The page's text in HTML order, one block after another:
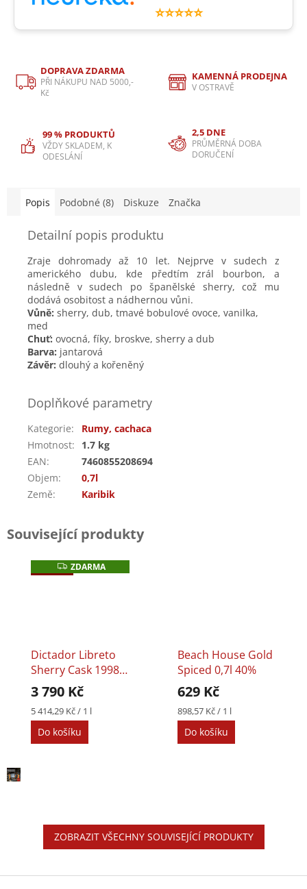
⭐⭐⭐⭐⭐
DOPRAVA ZDARMA
PŘI NÁKUPU NAD 5000,-
Kč
KAMENNÁ PRODEJNA
V OSTRAVĚ
99 % PRODUKTŮ
VŽDY SKLADEM, K
ODESLÁNÍ
2,5 DNE
PRŮMĚRNÁ DOBA
DORUČENÍ
Popis Podobné (8) Diskuze Značka
Detailní popis produktu
Zraje dohromady až 10 let. Nejprve v sudech z
amerického dubu, kde předtím zrál bourbon, a
následně v sudech po španělské sherry, což mu
dodává osobitost a nádhernou vůni.
Vůně: sherry, dub, tmavé bobulové ovoce, vanilka,
med
Chuť: ovocná, fíky, broskve, sherry a dub
Barva: jantarová
Závěr: dlouhý a kořeněný
Doplňkové parametry
Kategorie:
Rumy, cachaca
Hmotnost:
1.7 kg
EAN:
7460855208694
Objem:
0,7l
Země: Karibik
Související produkty
Náš tipZ
D
ZDARMA
Dictador Libreto
Sherry Cask 1998
0,7l 45%
3 790 Kč
Měrná
cena:
5 414,29 Kč / 1 l
Do košíku
Beach House Gold
Spiced 0,7l 40%
629 Kč
Měrná
cena:
898,57 Kč / 1 l
Do košíku
ZOBRAZIT VŠECHNY SOUVISEJÍCÍ PRODUKTY